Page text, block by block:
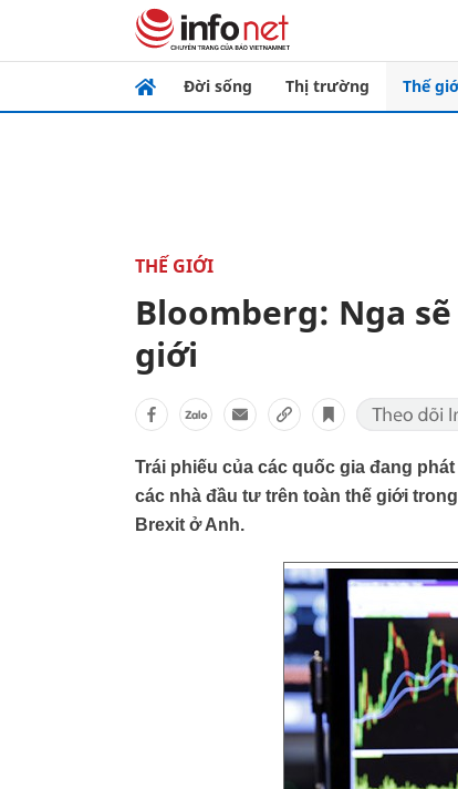
Đời sống Thị trường Thế
THẾ GIỚI
Bloomberg: Nga
giới
Trái phiếu của các quốc gia đang
các nhà đầu tư trên toàn thế giới
Brexit ở Anh.